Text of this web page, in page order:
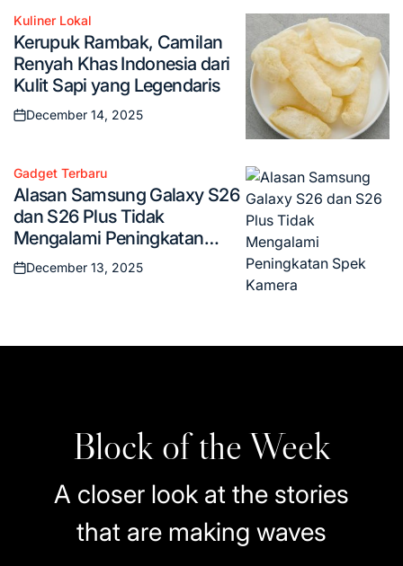
Posted
in
Kuliner Lokal
Kerupuk Rambak, Camilan
Renyah Khas Indonesia dari
Kulit Sapi yang Legendaris
Posted
December 14, 2025
Posted
in
Gadget Terbaru
Alasan Samsung Galaxy S26
dan S26 Plus Tidak
Mengalami Peningkatan
Spek Kamera
Posted
December 13, 2025
Block of the Week
A closer look at the stories
that are making waves